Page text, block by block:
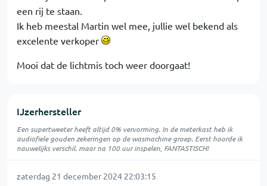
een rij te staan.
Ik heb meestal Martin wel mee, jullie wel bekend als
excelente verkoper
Mooi dat de lichtmis toch weer doorgaat!
IJzerhersteller
Een supertweeter heeft altijd 0% vervorming. In de meterkast heb ik
audiofiele gouden zekeringen op de wasmachine groep. Eerst hoorde ik
nauwelijks verschil. maar na 100 uur inspelen, FANTASTISCH!
zaterdag 21 december 2024 22:03:15